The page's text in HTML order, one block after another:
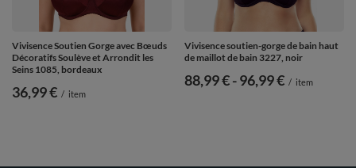
Vivisence Soutien Gorge avec Bœuds
Décoratifs Soulève et Arrondit les
Seins 1085, bordeaux
36,99 € / item
Vivisence soutien-gorge de bain haut
de maillot de bain 3227, noir
de
88,99 €-vers le bas
96,99 € / item